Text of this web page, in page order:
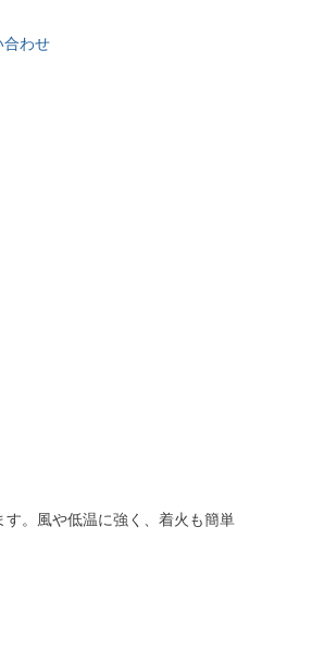
合わせ
。風や低温に強く、着火も簡単